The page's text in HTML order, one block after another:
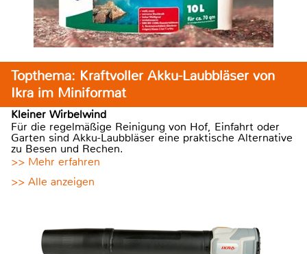
Topthema: Kraftvoller Akku-Laubbläser von
Ikra im Miniformat
Kleiner Wirbelwind
Für die regelmäßige Reinigung von Hof, Einfahrt oder
Garten sind Akku-Laubbläser eine praktische Alternative
zu Besen und Rechen.
>> Mehr erfahren
>> Alle anzeigen